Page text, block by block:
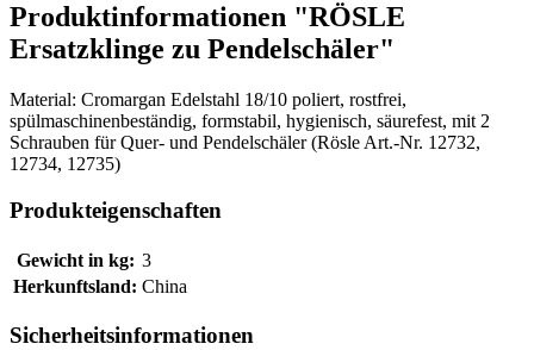
Produktinformationen "RÖSLE
Ersatzklinge zu Pendelschäler"
Material: Cromargan Edelstahl 18/10 poliert, rostfrei,
spülmaschinenbeständig, formstabil, hygienisch, säurefest, mit 2
Schrauben für Quer- und Pendelschäler (Rösle Art.-Nr. 12732,
12734, 12735)
Produkteigenschaften
Gewicht in kg: 3
Herkunftsland: China
Sicherheitsinformationen